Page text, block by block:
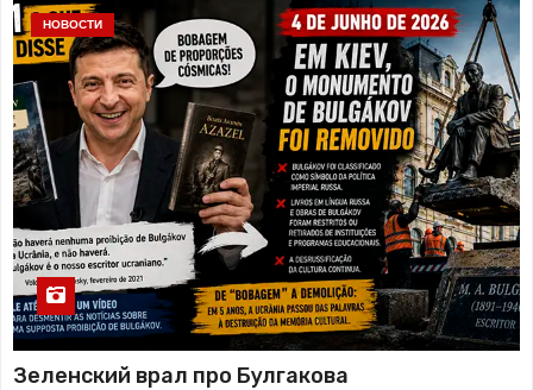
НОВОСТИ
Зеленский врал про Булгакова